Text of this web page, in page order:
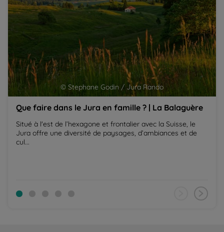
© Stephane Godin / Jura Rando
Que faire dans le Jura en famille ? | La Balaguère
Situé à l'est de l’hexagone et frontalier avec la Suisse, le
Jura offre une diversité de paysages, d’ambiances et de
cul...